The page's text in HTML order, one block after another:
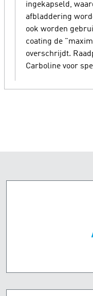
ingekapseld,
afbladdering
ook worden
coating de
overschrijdt.
Carboline voor